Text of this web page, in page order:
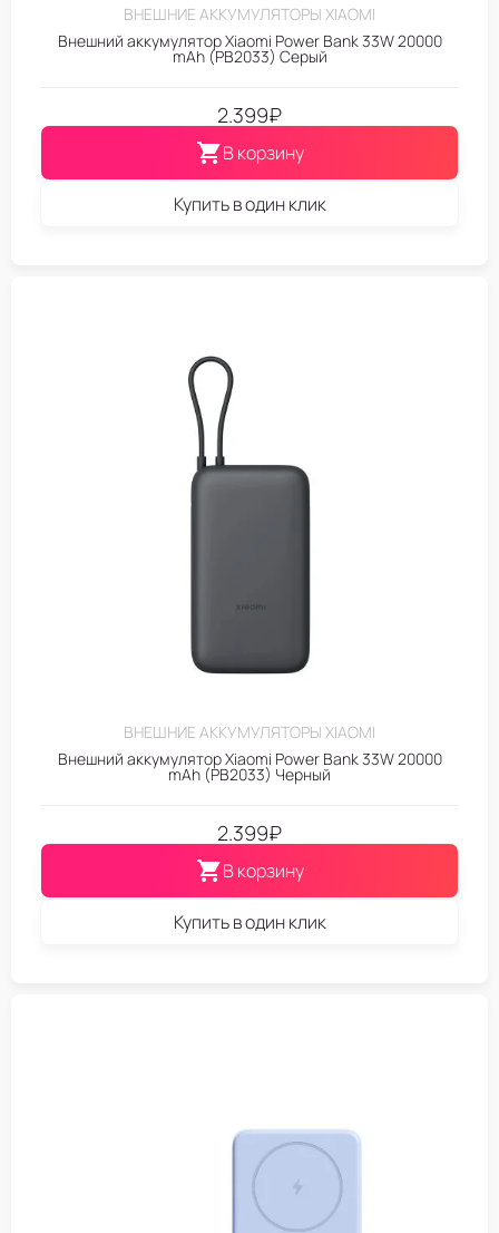
ВНЕШНИЕ АККУМУЛЯТОРЫ XIAOMI
Внешний аккумулятор Xiaomi Power Bank 33W 20000
mAh (PB2033) Серый
2.399₽
В корзину
Купить в один клик
ВНЕШНИЕ АККУМУЛЯТОРЫ XIAOMI
Внешний аккумулятор Xiaomi Power Bank 33W 20000
mAh (PB2033) Черный
2.399₽
В корзину
Купить в один клик